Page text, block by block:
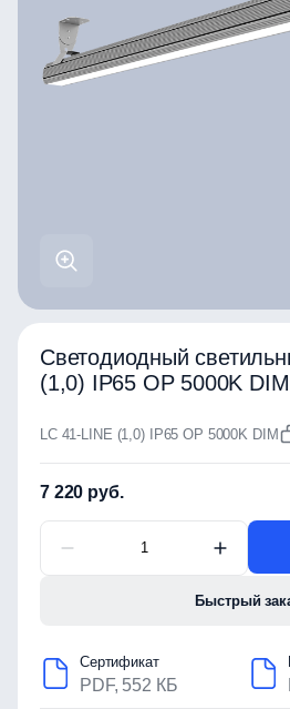
Светодиодный
(1,0) IP65 OP 5000K DIM
LC 41-LINE (1,0) IP65 OP 5000K DIM
7 220 руб.
Быстрый
Сертификат
PDF, 552 КБ